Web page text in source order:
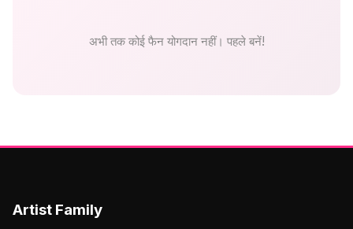
अभी तक कोई फैन योगदान नहीं। पहले बनें!
Artist Family